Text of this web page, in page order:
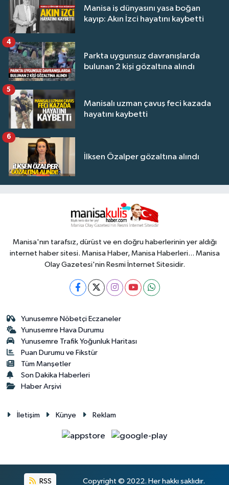
Manisa iş dünyasını yasa boğan
kayıp: Akın İzci hayatını kaybetti
Parkta uygunsuz davranışlarda
bulunan 2 kişi gözaltına alındı
4
Manisalı uzman çavuş feci kazada
hayatını kaybetti
5
İlksen Özalper gözaltına alındı
6
Manisa'nın tarafsız, dürüst ve en doğru haberlerinin yer aldığı
internet haber sitesi. Manisa Haber, Manisa Haberleri... Manisa
Olay Gazetesi'nin Resmi İnternet Sitesidir.
Yunusemre Nöbetçi Eczaneler
Yunusemre Hava Durumu
Yunusemre Trafik Yoğunluk Haritası
Puan Durumu ve Fikstür
Tüm Manşetler
Son Dakika Haberleri
Haber Arşivi
İletişim Künye Reklam
RSS Copyright © 2022. Her hakkı saklıdır.